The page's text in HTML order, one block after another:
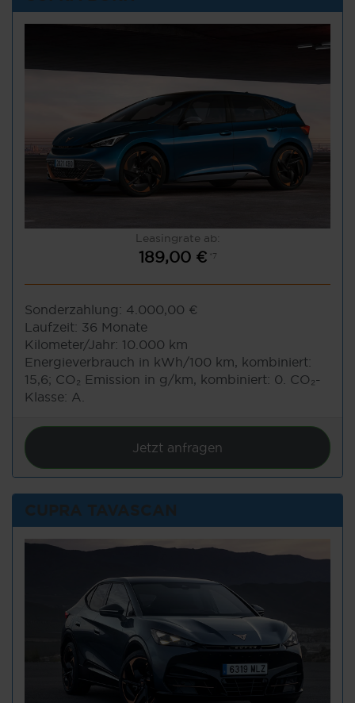
Leasingrate ab:
189,00 €*7
Sonderzahlung: 4.000,00 €
Laufzeit: 36 Monate
Kilometer/Jahr: 10.000 km
Energieverbrauch in kWh/100 km, kombiniert:
15,6; CO₂ Emission in g/km, kombiniert: 0. CO₂-
Klasse: A.
Jetzt anfragen